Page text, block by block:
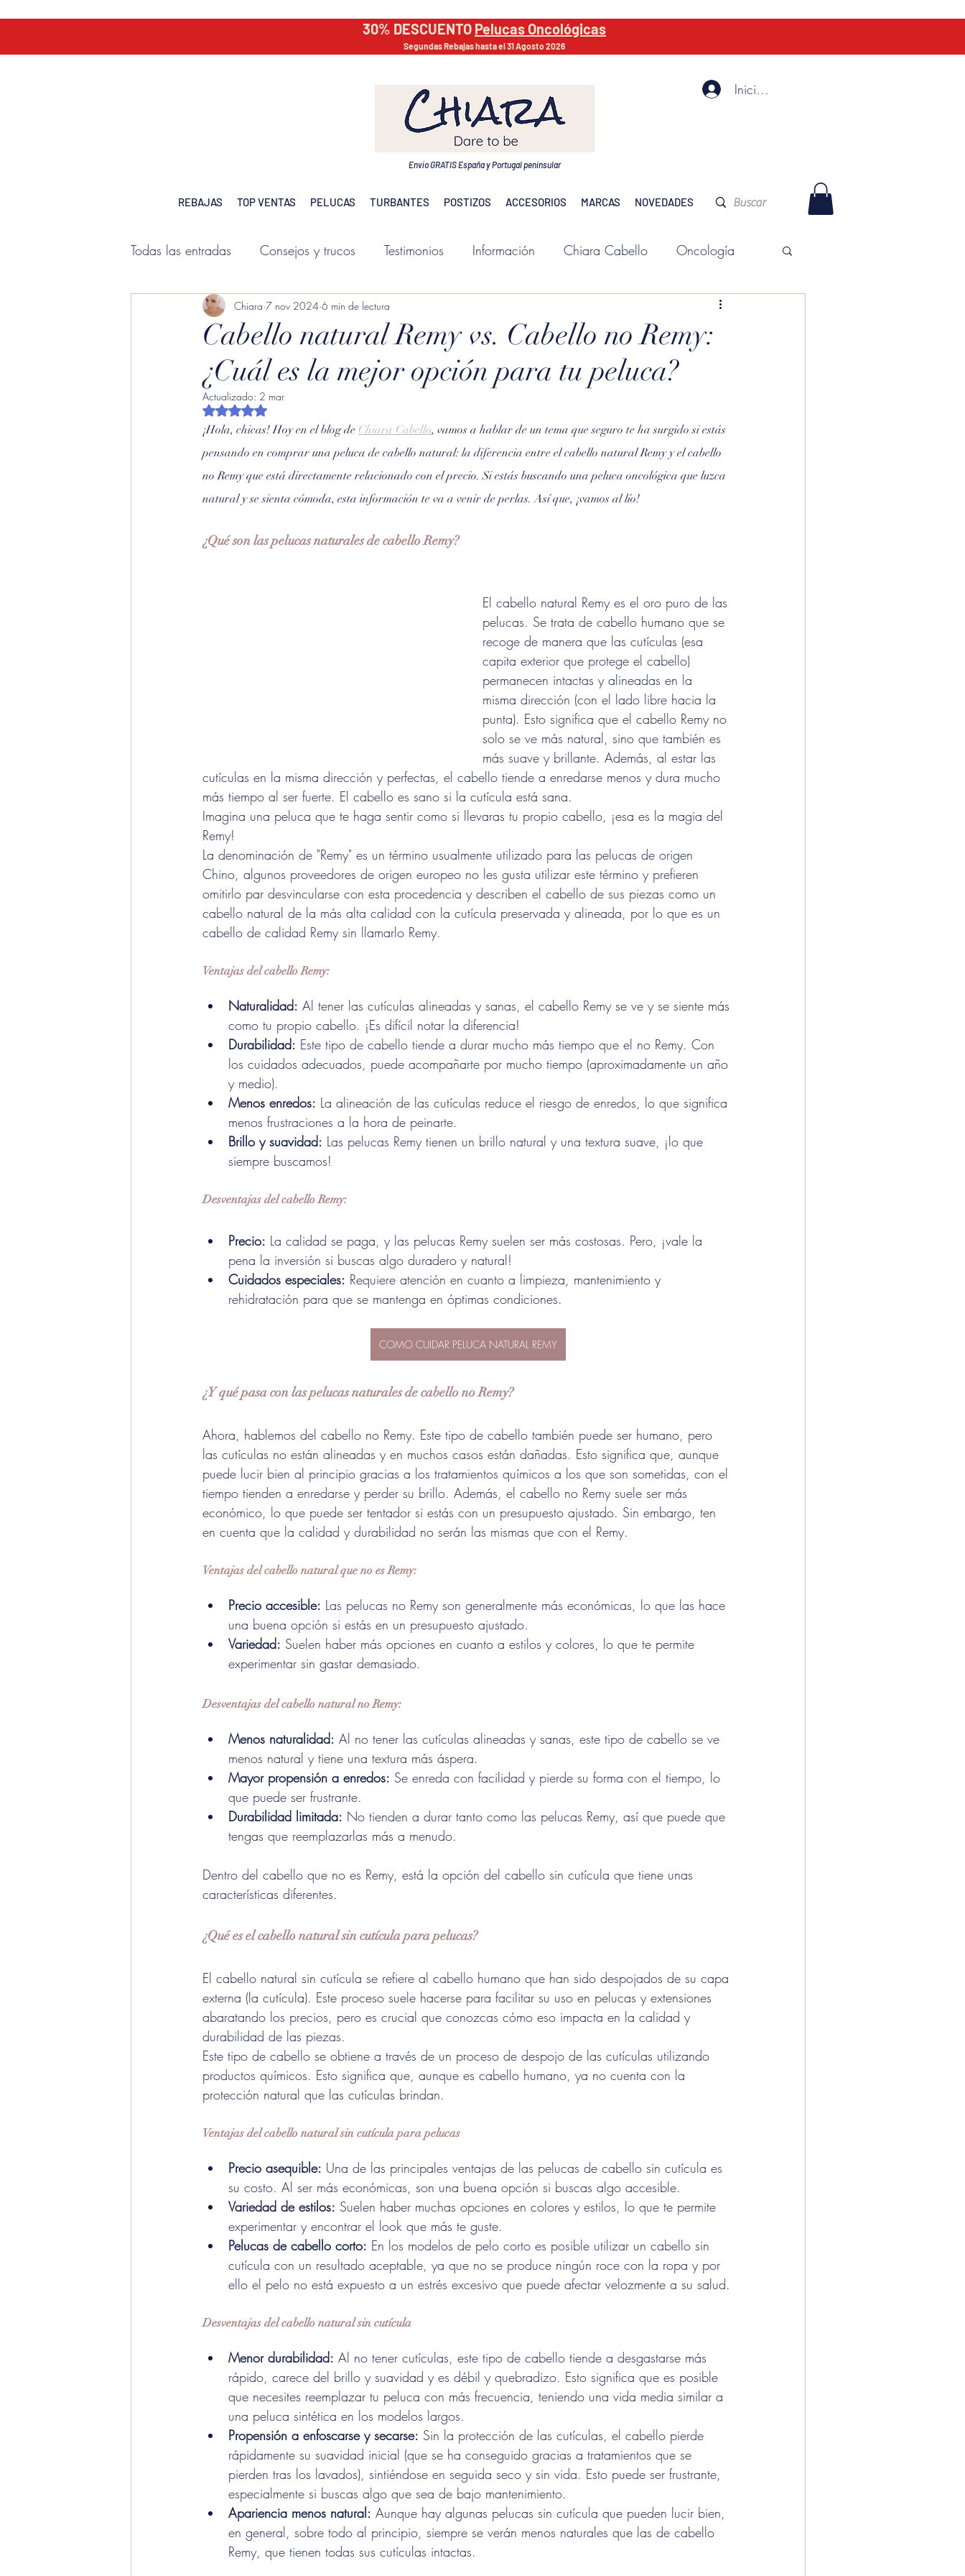
30% DESCUENTO Pelucas Oncológicas
Segundas Rebajas hasta el 31 Agosto 2026
Iniciar Sesión
Envío GRATIS España y Portugal peninsular
REBAJAS TOP VENTAS PELUCAS TURBANTES POSTIZOS ACCESORIOS MARCAS NOVEDADES
Todas las entradas Consejos y trucos Testimonios Información Chiara Cabello Oncología
Cabello natural Remy vs. Cabello no Remy:
¿Cuál es la mejor opción para tu peluca?
Chiara 7 nov 2024 6 min de lectura
Actualizado: 2 mar
Obtuvo NaN de 5 estrellas.
¡Hola, chicas! Hoy en el blog de Chiara Cabello, vamos a hablar de un tema que seguro te ha surgido si estás
pensando en comprar una peluca de cabello natural: la diferencia entre el cabello natural Remy y el cabello
no Remy que está directamente relacionado con el precio. Si estás buscando una peluca oncológica que luzca
natural y se sienta cómoda, esta información te va a venir de perlas. Así que, ¡vamos al lío!
¿Qué son las pelucas naturales de cabello Remy?
El cabello natural Remy es el oro puro de las
pelucas. Se trata de cabello humano que se
recoge de manera que las cutículas (esa
capita exterior que protege el cabello)
permanecen intactas y alineadas en la
misma dirección (con el lado libre hacia la
punta). Esto significa que el cabello Remy no
solo se ve más natural, sino que también es
más suave y brillante. Además, al estar las
cutículas en la misma dirección y perfectas, el cabello tiende a enredarse menos y dura mucho
más tiempo al ser fuerte. El cabello es sano si la cutícula está sana.
Imagina una peluca que te haga sentir como si llevaras tu propio cabello, ¡esa es la magia del
Remy!
La denominación de "Remy" es un término usualmente utilizado para las pelucas de origen
Chino, algunos proveedores de origen europeo no les gusta utilizar este término y prefieren
omitirlo par desvincularse con esta procedencia y describen el cabello de sus piezas como un
cabello natural de la más alta calidad con la cutícula preservada y alineada, por lo que es un
cabello de calidad Remy sin llamarlo Remy.
Ventajas del cabello Remy:
Naturalidad: Al tener las cutículas alineadas y sanas, el cabello Remy se ve y se siente más
como tu propio cabello. ¡Es difícil notar la diferencia!
Durabilidad: Este tipo de cabello tiende a durar mucho más tiempo que el no Remy. Con
los cuidados adecuados, puede acompañarte por mucho tiempo (aproximadamente un año
y medio).
Menos enredos: La alineación de las cutículas reduce el riesgo de enredos, lo que significa
menos frustraciones a la hora de peinarte.
Brillo y suavidad: Las pelucas Remy tienen un brillo natural y una textura suave, ¡lo que
siempre buscamos!
Desventajas del cabello Remy:
Precio: La calidad se paga, y las pelucas Remy suelen ser más costosas. Pero, ¡vale la
pena la inversión si buscas algo duradero y natural!
Cuidados especiales: Requiere atención en cuanto a limpieza, mantenimiento y
rehidratación para que se mantenga en óptimas condiciones.
COMO CUIDAR PELUCA NATURAL REMY
¿Y qué pasa con las pelucas naturales de cabello no Remy?
Ahora, hablemos del cabello no Remy. Este tipo de cabello también puede ser humano, pero
las cutículas no están alineadas y en muchos casos están dañadas. Esto significa que, aunque
puede lucir bien al principio gracias a los tratamientos químicos a los que son sometidas, con el
tiempo tienden a enredarse y perder su brillo. Además, el cabello no Remy suele ser más
económico, lo que puede ser tentador si estás con un presupuesto ajustado. Sin embargo, ten
en cuenta que la calidad y durabilidad no serán las mismas que con el Remy.
Ventajas del cabello natural que no es Remy:
Precio accesible: Las pelucas no Remy son generalmente más económicas, lo que las hace
una buena opción si estás en un presupuesto ajustado.
Variedad: Suelen haber más opciones en cuanto a estilos y colores, lo que te permite
experimentar sin gastar demasiado.
Desventajas del cabello natural no Remy:
Menos naturalidad: Al no tener las cutículas alineadas y sanas, este tipo de cabello se ve
menos natural y tiene una textura más áspera.
Mayor propensión a enredos: Se enreda con facilidad y pierde su forma con el tiempo, lo
que puede ser frustrante.
Durabilidad limitada: No tienden a durar tanto como las pelucas Remy, así que puede que
tengas que reemplazarlas más a menudo.
Dentro del cabello que no es Remy, está la opción del cabello sin cutícula que tiene unas
características diferentes.
¿Qué es el cabello natural sin cutícula para pelucas?
El cabello natural sin cutícula se refiere al cabello humano que han sido despojados de su capa
externa (la cutícula). Este proceso suele hacerse para facilitar su uso en pelucas y extensiones
abaratando los precios, pero es crucial que conozcas cómo eso impacta en la calidad y
durabilidad de las piezas.
Este tipo de cabello se obtiene a través de un proceso de despojo de las cutículas utilizando
productos químicos. Esto significa que, aunque es cabello humano, ya no cuenta con la
protección natural que las cutículas brindan.
Ventajas del cabello natural sin cutícula para pelucas
Precio asequible: Una de las principales ventajas de las pelucas de cabello sin cutícula es
su costo. Al ser más económicas, son una buena opción si buscas algo accesible.
Variedad de estilos: Suelen haber muchas opciones en colores y estilos, lo que te permite
experimentar y encontrar el look que más te guste.
Pelucas de cabello corto: En los modelos de pelo corto es posible utilizar un cabello sin
cutícula con un resultado aceptable, ya que no se produce ningún roce con la ropa y por
ello el pelo no está expuesto a un estrés excesivo que puede afectar velozmente a su salud.
Desventajas del cabello natural sin cutícula
Menor durabilidad: Al no tener cutículas, este tipo de cabello tiende a desgastarse más
rápido, carece del brillo y suavidad y es débil y quebradizo. Esto significa que es posible
que necesites reemplazar tu peluca con más frecuencia, teniendo una vida media similar a
una peluca sintética en los modelos largos.
Propensión a enfoscarse y secarse: Sin la protección de las cutículas, el cabello pierde
rápidamente su suavidad inicial (que se ha conseguido gracias a tratamientos que se
pierden tras los lavados), sintiéndose en seguida seco y sin vida. Esto puede ser frustrante,
especialmente si buscas algo que sea de bajo mantenimiento.
Apariencia menos natural: Aunque hay algunas pelucas sin cutícula que pueden lucir bien,
en general, sobre todo al principio, siempre se verán menos naturales que las de cabello
Remy, que tienen todas sus cutículas intactas.